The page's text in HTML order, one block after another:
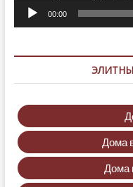
00:00
Дома
Дома